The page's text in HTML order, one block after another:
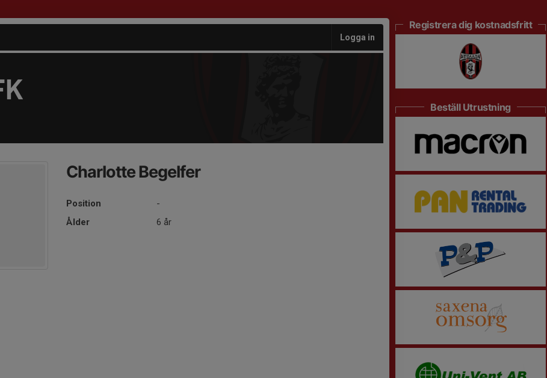
Logga in
Charlotte Begelfer
Position
-
Ålder
6 år
Registrera dig kostnadsfritt
Beställ Utrustning